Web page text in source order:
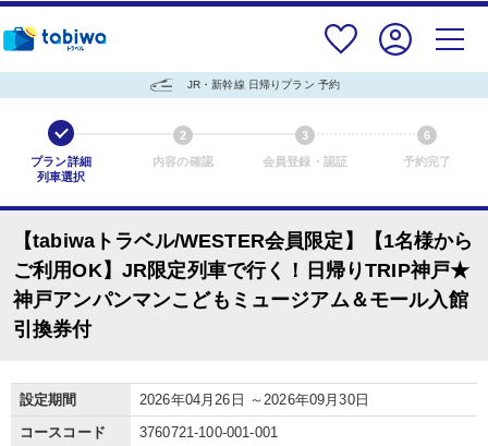
JR・新幹線 日帰りプラン 予約
1
プラン詳細
列車選択
2
内容の確認
3
会員登録・認証
6
予約完了
【tabiwaトラベル/WESTER会員限定】【1名様から
ご利用OK】JR限定列車で行く！日帰りTRIP神戸★
神戸アンパンマンこどもミュージアム＆モール入館
引換券付
設定期間
2026年04月26日 ～2026年09月30日
コースコード
3760721-100-001-001